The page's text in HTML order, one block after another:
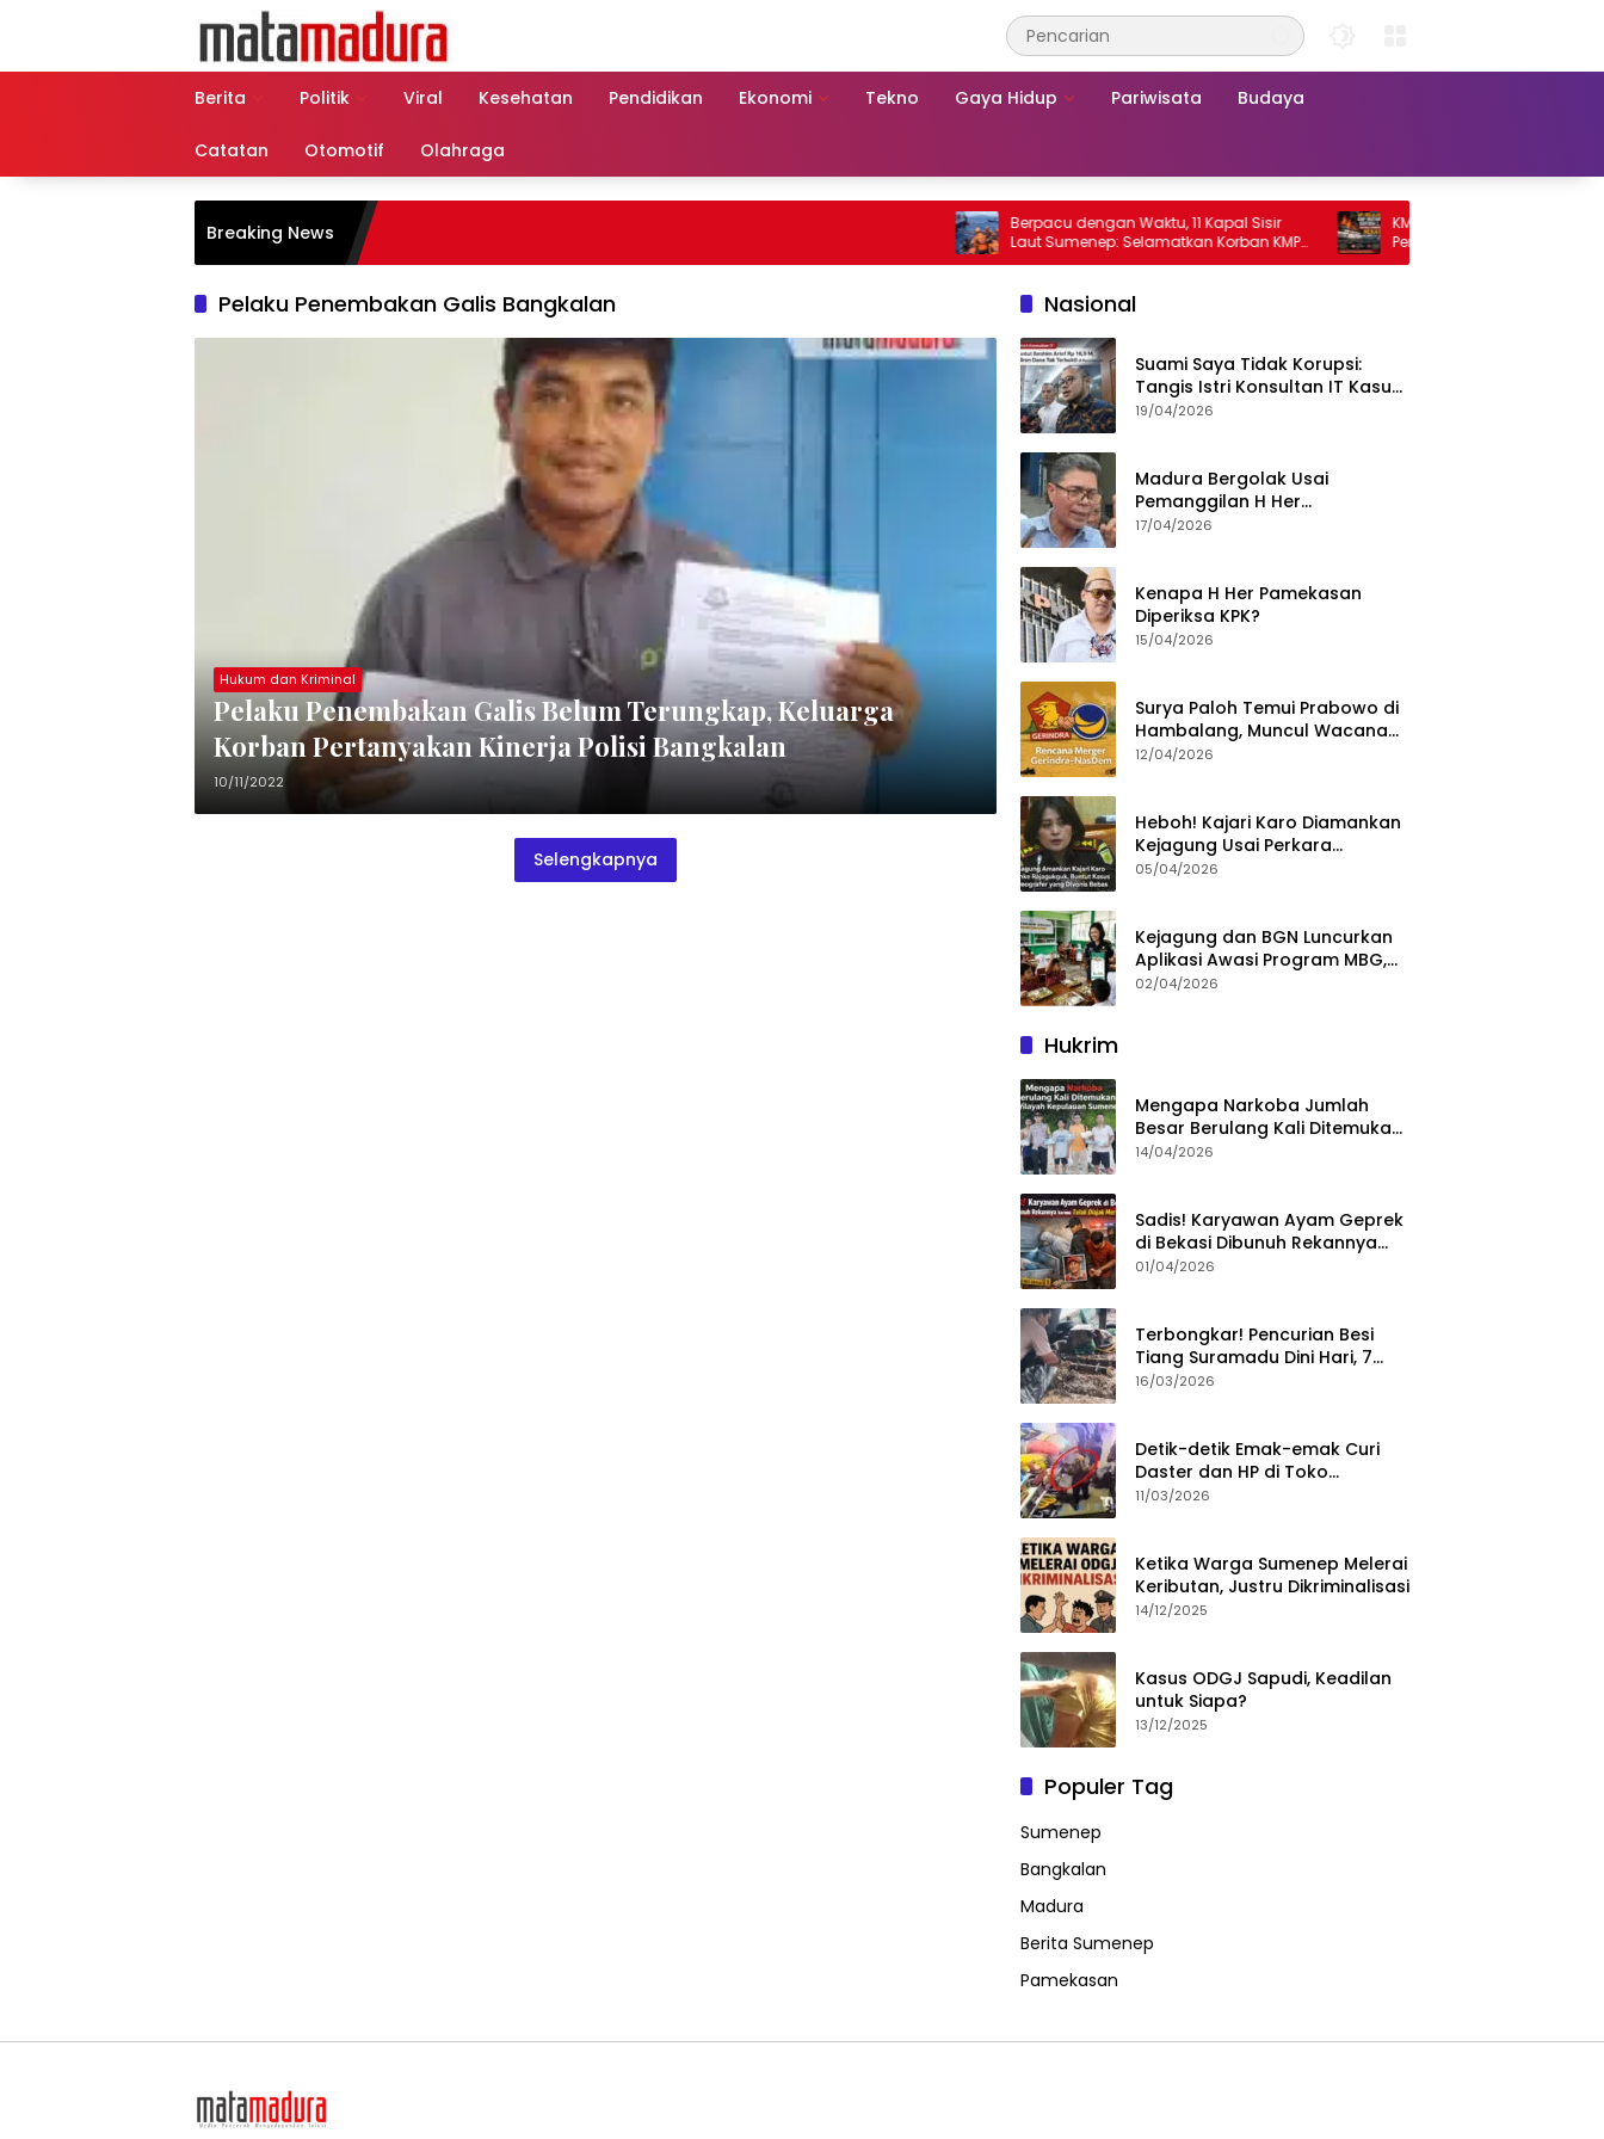
Berita
Politik Viral Kesehatan Pendidikan Ekonomi Tekno Gaya Hidup Pariwisata Budaya
Catatan Otomotif Olahraga
Breaking News
Berpacu dengan Waktu, 11 Kapal Sisir
Laut Sumenep: Selamatkan Korban KMP
Mutiara Sentosa 2
KMP Mutiara Sentosa 2 Terbakar,
Penumpang Nekat Melompat ke
Pelaku Penembakan Galis Bangkalan
Hukum dan Kriminal
Pelaku Penembakan Galis Belum Terungkap, Keluarga
Korban Pertanyakan Kinerja Polisi Bangkalan
10/11/2022
Selengkapnya
Nasional
Suami Saya Tidak Korupsi:
Tangis Istri Konsultan IT Kasus
Nadiem Dituntut 22,5 Tahun
19/04/2026
Madura Bergolak Usai
Pemanggilan H Her
Pamekasan, Faizal Assegaf
17/04/2026
Kenapa H Her Pamekasan
Diperiksa KPK?
15/04/2026
Surya Paloh Temui Prabowo di
Hambalang, Muncul Wacana
Penggabungan NasDem dan
12/04/2026
Heboh! Kajari Karo Diamankan
Kejagung Usai Perkara
Videografer Divonis Bebas
05/04/2026
Kejagung dan BGN Luncurkan
Aplikasi Awasi Program MBG,
Begini Cara Lapornya
02/04/2026
Hukrim
Mengapa Narkoba Jumlah
Besar Berulang Kali Ditemukan
di Wilayah Kepulauan
14/04/2026
Sadis! Karyawan Ayam Geprek
di Bekasi Dibunuh Rekannya
karena Tolak Diajak Merampok
01/04/2026
Terbongkar! Pencurian Besi
Tiang Suramadu Dini Hari, 7
ABK Ditangkap Polisi
16/03/2026
Detik-detik Emak-emak Curi
Daster dan HP di Toko
Sumenep, Aksi Terekam CCTV
11/03/2026
Ketika Warga Sumenep Melerai
Keributan, Justru Dikriminalisasi
14/12/2025
Kasus ODGJ Sapudi, Keadilan
untuk Siapa?
13/12/2025
Populer Tag
Sumenep
Bangkalan
Madura
Berita Sumenep
Pamekasan